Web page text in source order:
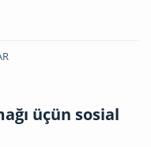
üçün sosial